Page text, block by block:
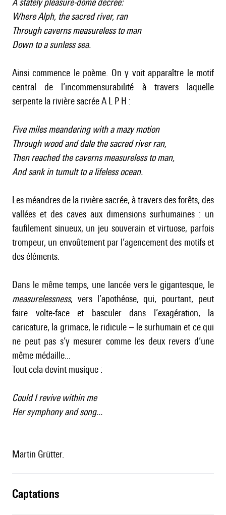
Where Alph, the sacred river, ran
Through caverns measureless to man
Down to a sunless sea.
Ainsi commence le poème. On y voit apparaître le motif
central de l’incommensurabilité à travers laquelle
serpente la rivière sacrée A L P H :
Five miles meandering with a mazy motion
Through wood and dale the sacred river ran,
Then reached the caverns measureless to man,
And sank in tumult to a lifeless ocean.
Les méandres de la rivière sacrée, à travers des forêts, des
vallées et des caves aux dimensions surhumaines : un
faufilement sinueux, un jeu souverain et virtuose, parfois
trompeur, un envoûtement par l’agencement des motifs et
des éléments.
Dans le même temps, une lancée vers le gigantesque, le
measurelessness, vers l’apothéose, qui, pourtant, peut
faire volte-face et basculer dans l’exagération, la
caricature, la grimace, le ridicule – le surhumain et ce qui
ne peut pas s’y mesurer comme les deux revers d’une
même médaille...
Tout cela devint musique :
Could I revive within me
Her symphony and song...
Martin Grütter.
captations